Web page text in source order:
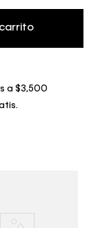
a $3,500